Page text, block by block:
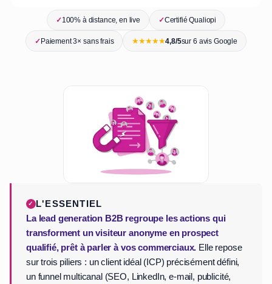
✓100% à distance, en live ✓Certifié Qualiopi
✓Paiement 3× sans frais ★★★★★4,8/5sur 6 avis Google
L'ESSENTIEL
La lead generation B2B regroupe les actions qui
transforment un visiteur anonyme en prospect
qualifié, prêt à parler à vos commerciaux. Elle repose
sur trois piliers : un client idéal (ICP) précisément défini,
un funnel multicanal (SEO, LinkedIn, e-mail, publicité,